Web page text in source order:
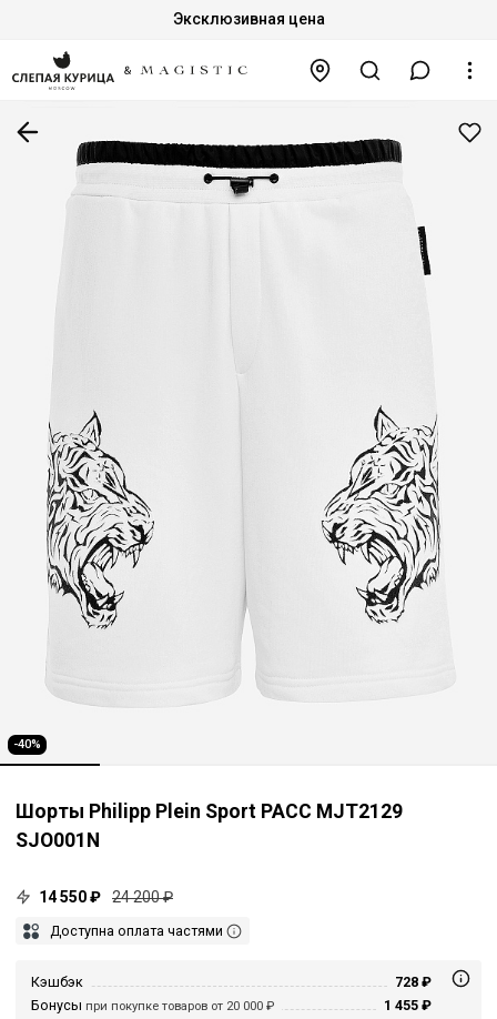
Эксклюзивная цена
-40%
Шорты Philipp Plein Sport PACC MJT2129
SJO001N
14 550 ₽ 24 200 ₽
Доступна оплата частями
Кэшбэк
728 ₽
Бонусы при покупке товаров от 20 000 ₽
1 455 ₽